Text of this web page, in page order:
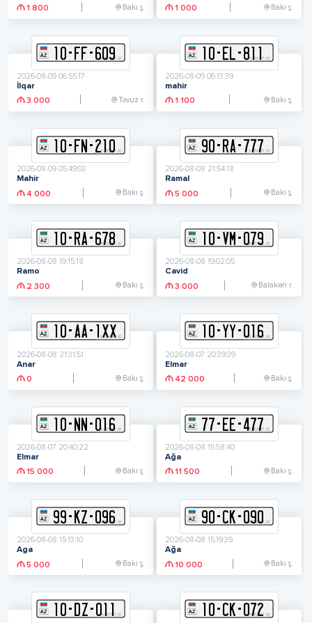
1 800
Bakı ş.
1 000
Bakı ş.
10- FF-609
2026-08-09 06:55:17
İlqar
3 000
Tovuz r.
10- EL-811
2026-08-09 06:13:39
mahir
1 100
Bakı ş.
10- FN -210
2026-08-09 05:49:03
Mahir
4 000
Bakı ş.
90-RA-777
2026-08-08 21:54:18
Ramal
5 000
Bakı ş.
10- RA-678
2026-08-08 19:15:18
Ramo
2 300
Bakı ş.
10-VM -079
2026-08-08 19:02:05
Cavid
3 000
Balakən r.
10-AA-1XX
2026-08-08 21:31:51
Anar
0
Bakı ş.
10-YY-016
2026-08-07 20:39:39
Elmar
42 000
Bakı ş.
10-NN -016
2026-08-07 20:40:22
Elmar
15 000
Bakı ş.
77- EE-477
2026-08-08 15:58:40
Ağa
11 500
Bakı ş.
99- KZ-096
2026-08-08 15:13:10
Aga
5 000
Bakı ş.
90-CK-090
2026-08-08 15:19:39
Ağa
10 000
Bakı ş.
10- DZ-011 10-CK-072